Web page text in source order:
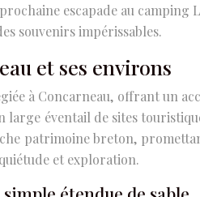
escapade au camping
souvenirs impérissables.
et ses environs
à Concarneau, offrant un
éventail de sites
patrimoine breton,
et exploration.